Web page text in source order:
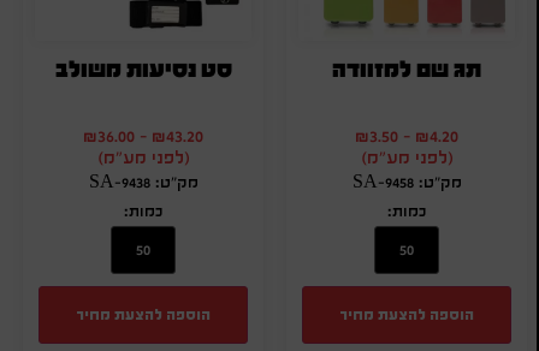
תג שם למזוודה
₪4.20
-
₪3.50
(לפני מע"מ)
מק"ט: SA-9458
כמות:
הוספה להצעת מחיר
סט נסיעות משולב
₪43.20
-
₪36.00
(לפני מע"מ)
מק"ט: SA-9438
כמות:
הוספה להצעת מחיר